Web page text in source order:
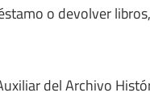
o devolver
del Archivo